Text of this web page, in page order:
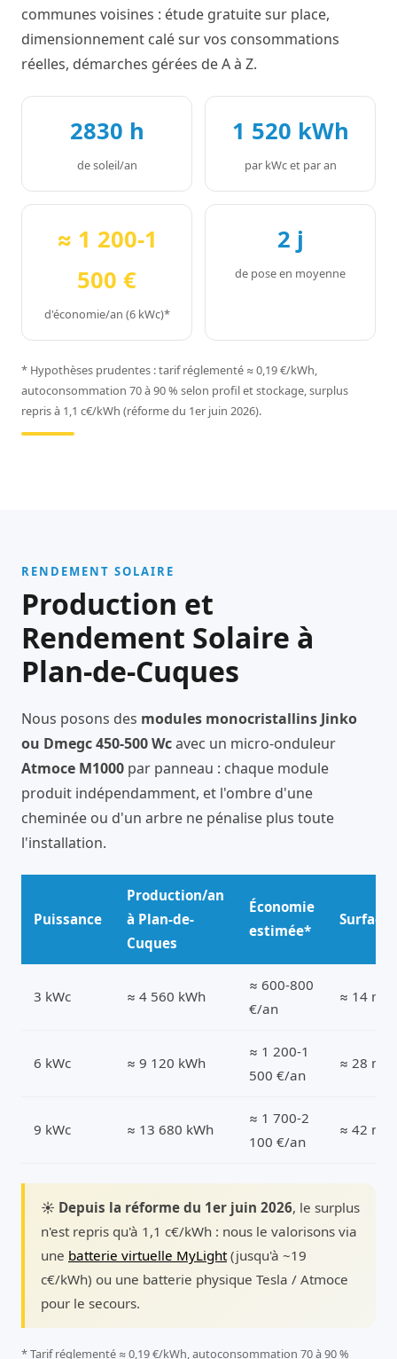
communes voisines : étude gratuite sur place,
dimensionnement calé sur vos consommations
réelles, démarches gérées de A à Z.
2830 h
de soleil/an
1 520 kWh
par kWc et par an
≈ 1 200-1
500 €
d'économie/an (6 kWc)*
2 j
de pose en moyenne
* Hypothèses prudentes : tarif réglementé ≈ 0,19 €/kWh,
autoconsommation 70 à 90 % selon profil et stockage, surplus
repris à 1,1 c€/kWh (réforme du 1er juin 2026).
RENDEMENT SOLAIRE
Production et
Rendement Solaire à
Plan-de-Cuques
Nous posons des modules monocristallins Jinko
ou Dmegc 450-500 Wcavec un micro-onduleur
Atmoce M1000 par panneau : chaque module
produit indépendamment, et l'ombre d'une
cheminée ou d'un arbre ne pénalise plus toute
l'installation.
Puissance
Production/an
à Plan-de-
Cuques
Économie
estimée*
Surface
3 kWc ≈ 4 560 kWh
≈ 600-800
€/an
≈ 14 m²
6 kWc ≈ 9 120 kWh
≈ 1 200-1
500 €/an
≈ 28 m²
9 kWc ≈ 13 680 kWh
≈ 1 700-2
100 €/an
≈ 42 m²
☀️ Depuis la réforme du 1er juin 2026, le surplus
n'est repris qu'à 1,1 c€/kWh : nous le valorisons via
une batterie virtuelle MyLight(jusqu'à ~19
c€/kWh) ou une batterie physique Tesla / Atmoce
pour le secours.
* Tarif réglementé ≈ 0,19 €/kWh, autoconsommation 70 à 90 %